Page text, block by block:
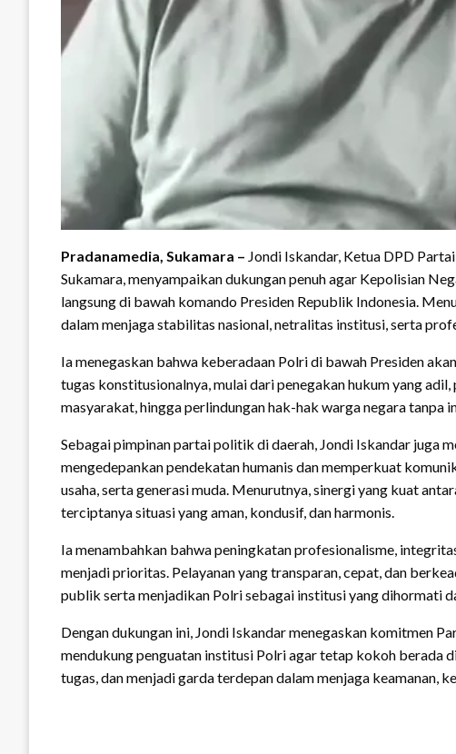
Pradanamedia, Sukamara – Jondi Iskandar, Ketua DPD
Sukamara, menyampaikan dukungan penuh agar Kepolisian
langsung di bawah komando Presiden Republik Indonesia.
dalam menjaga stabilitas nasional, netralitas institusi, serta
Ia menegaskan bahwa keberadaan Polri di bawah Presiden
tugas konstitusionalnya, mulai dari penegakan hukum yang
masyarakat, hingga perlindungan hak-hak warga negara
Sebagai pimpinan partai politik di daerah, Jondi Iskandar juga
mengedepankan pendekatan humanis dan memperkuat
usaha, serta generasi muda. Menurutnya, sinergi yang kuat
terciptanya situasi yang aman, kondusif, dan harmonis.
Ia menambahkan bahwa peningkatan profesionalisme,
menjadi prioritas. Pelayanan yang transparan, cepat, dan
publik serta menjadikan Polri sebagai institusi yang dihormati
Dengan dukungan ini, Jondi Iskandar menegaskan komitmen
mendukung penguatan institusi Polri agar tetap kokoh berada
tugas, dan menjadi garda terdepan dalam menjaga keamanan,